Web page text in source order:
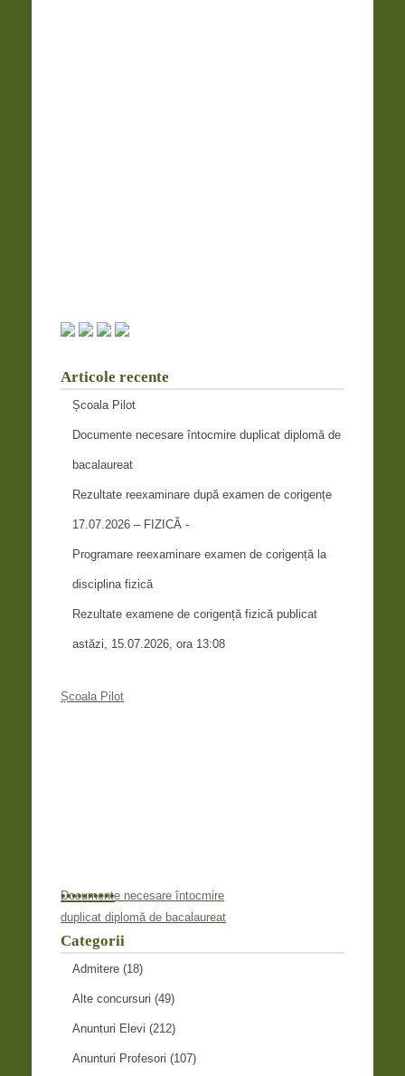
Articole recente
Școala Pilot
Documente necesare întocmire duplicat diplomă de
bacalaureat
Rezultate reexaminare după examen de corigențe
17.07.2026 – FIZICĂ -
Programare reexaminare examen de corigență la
disciplina fizică
Rezultate examene de corigență fizică publicat
astăzi, 15.07.2026, ora 13:08
Școala Pilot
Documente necesare întocmire
duplicat diplomă de bacalaureat
••••••••••
Categorii
Admitere (18)
Alte concursuri (49)
Anunturi Elevi (212)
Anunturi Profesori (107)